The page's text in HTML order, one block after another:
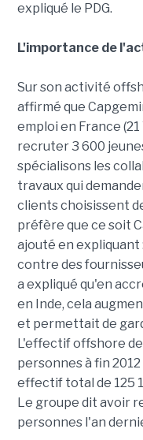
expliqué le PDG.
L'importance de
Sur son activité
affirmé que
emploi en France
recruter 3 600
spécialisons les
travaux qui
clients choisissent
préfère que ce soit
ajouté en expliquant
contre des
a expliqué qu'en
en Inde, cela
et permettait de
L'effectif offshore
personnes à fin
effectif total de 125
Le groupe dit avoir
personnes l'an